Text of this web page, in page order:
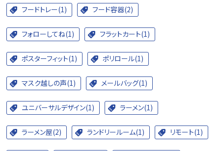
フードトレー(1) フード容器(2)
フォローしてね(1) フラットカート(1)
ポスターフィット(1) ポリロール(1)
マスク越しの声(1) メールバッグ(1)
ユニバーサルデザイン(1) ラーメン(1)
ラーメン屋(2) ランドリールーム(1) リモート(1)